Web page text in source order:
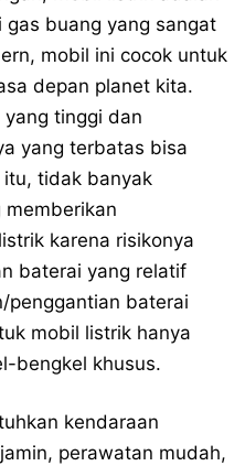
buang yang sangat
mobil ini cocok untuk
depan planet kita.
tinggi dan
yang terbatas bisa
tidak banyak
memberikan
karena risikonya
baterai yang relatif
penggantian baterai
mobil listrik hanya
bengkel khusus.
kendaraan
perawatan mudah,